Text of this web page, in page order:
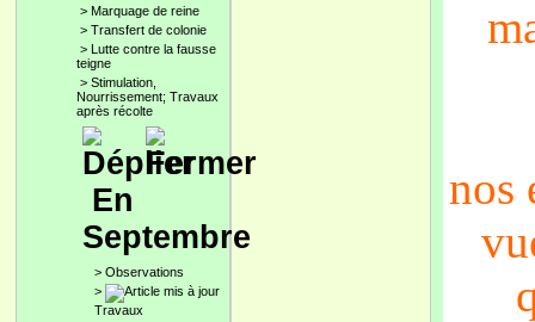
> Marquage de reine
> Transfert de colonie
> Lutte contre la fausse
teigne
> Stimulation,
Nourrissement; Travaux
après récolte
En
Septembre
> Observations
>
Travaux
nos